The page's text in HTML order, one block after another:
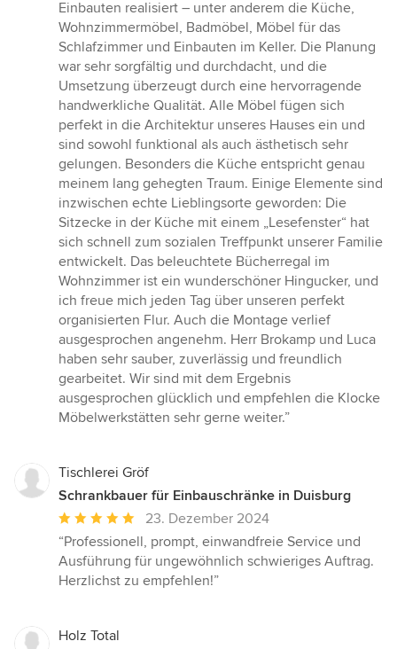
von
5
Sternen
Einbauten realisiert – unter anderem die Küche,
Wohnzimmermöbel, Badmöbel, Möbel für das
Schlafzimmer und Einbauten im Keller. Die Planung
war sehr sorgfältig und durchdacht, und die
Umsetzung überzeugt durch eine hervorragende
handwerkliche Qualität. Alle Möbel fügen sich
perfekt in die Architektur unseres Hauses ein und
sind sowohl funktional als auch ästhetisch sehr
gelungen. Besonders die Küche entspricht genau
meinem lang gehegten Traum. Einige Elemente sind
inzwischen echte Lieblingsorte geworden: Die
Sitzecke in der Küche mit einem „Lesefenster“ hat
sich schnell zum sozialen Treffpunkt unserer Familie
entwickelt. Das beleuchtete Bücherregal im
Wohnzimmer ist ein wunderschöner Hingucker, und
ich freue mich jeden Tag über unseren perfekt
organisierten Flur. Auch die Montage verlief
ausgesprochen angenehm. Herr Brokamp und Luca
haben sehr sauber, zuverlässig und freundlich
gearbeitet. Wir sind mit dem Ergebnis
ausgesprochen glücklich und empfehlen die Klocke
Möbelwerkstätten sehr gerne weiter.”
Tischlerei Gröf
Schrankbauer für Einbauschränke in Duisburg
Durchschnittliche
Bewertung:
5
von
23. Dezember 2024
“Professionell, prompt, einwandfreie Service und
Ausführung für ungewöhnlich schwieriges Auftrag.
Herzlichst zu empfehlen!”
Holz Total